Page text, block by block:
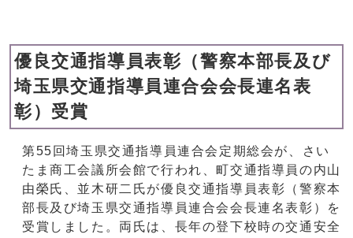
優良交通指導員表彰（警察本部長及び
埼玉県交通指導員連合会会長連名表
彰）受賞
第55回埼玉県交通指導員連合会定期総会が、さい
たま商工会議所会館で行われ、町交通指導員の内山
由榮氏、並木研二氏が優良交通指導員表彰（警察本
部長及び埼玉県交通指導員連合会会長連名表彰）を
受賞しました。両氏は、長年の登下校時の交通安全